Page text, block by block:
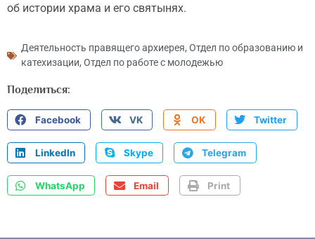
об истории храма и его святынях.
Деятельность правящего архиерея, Отдел по образованию и
катехизации, Отдел по работе с молодежью
Поделиться:
Facebook VK OK Twitter
LinkedIn Skype Telegram
WhatsApp Email Print